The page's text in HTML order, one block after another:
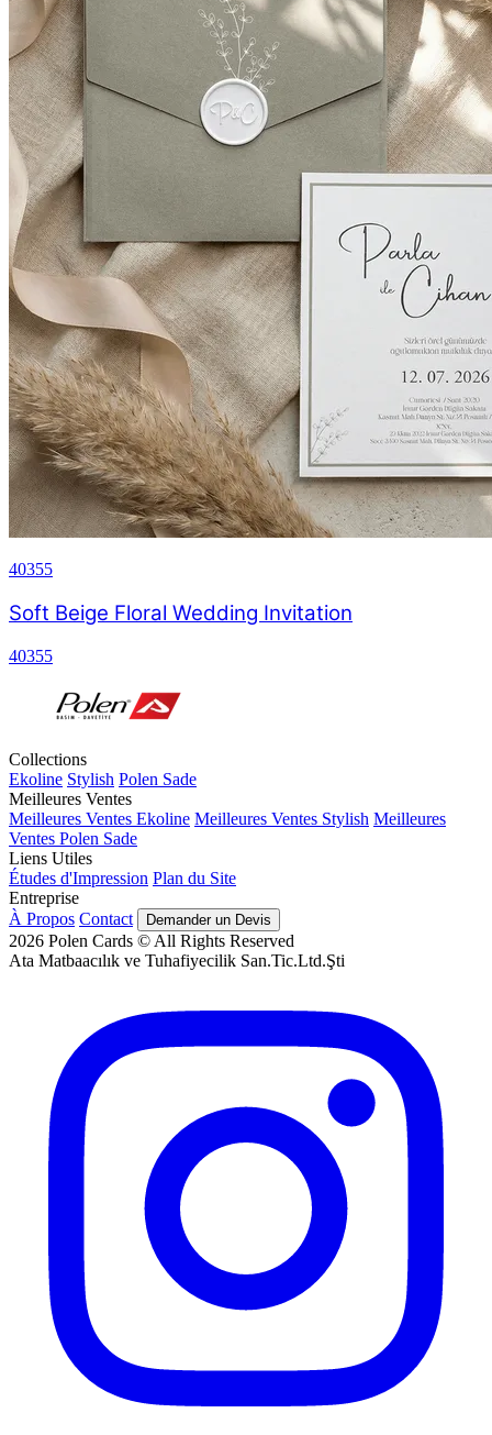
40355
Soft Beige Floral Wedding Invitation
40355
Collections
Ekoline Stylish Polen Sade
Meilleures Ventes
Meilleures Ventes Ekoline Meilleures Ventes Stylish Meilleures
Ventes Polen Sade
Liens Utiles
Études d'Impression Plan du Site
Entreprise
À Propos Contact Demander un Devis
2026 Polen Cards © All Rights Reserved
Ata Matbaacılık ve Tuhafiyecilik San.Tic.Ltd.Şti